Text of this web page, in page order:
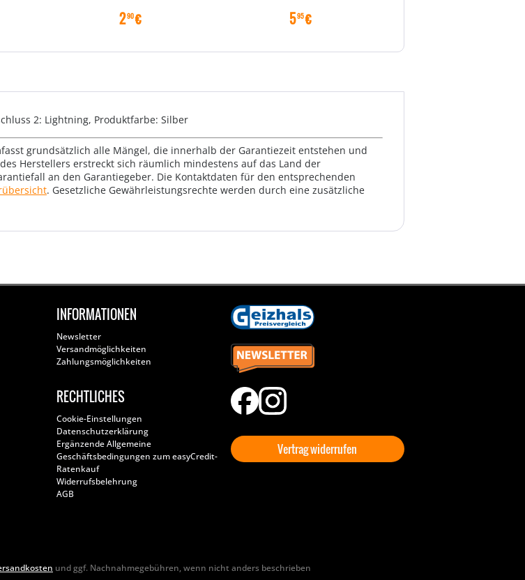
290€ 595€
2: Lightning, Produktfarbe: Silber
grundsätzlich alle Mängel, die innerhalb der Garantiezeit entstehen und
Herstellers erstreckt sich räumlich mindestens auf das Land der
an den Garantiegeber. Die Kontaktdaten für den entsprechenden
. Gesetzliche Gewährleistungsrechte werden durch eine zusätzliche
INFORMATIONEN
Newsletter
Versandmöglichkeiten
Zahlungsmöglichkeiten
RECHTLICHES
Cookie-Einstellungen
Datenschutzerklärung
Ergänzende Allgemeine
Geschäftsbedingungen zum easyCredit-
Ratenkauf
Widerrufsbelehrung
AGB
Vertrag widerrufen
und ggf. Nachnahmegebühren, wenn nicht anders beschrieben